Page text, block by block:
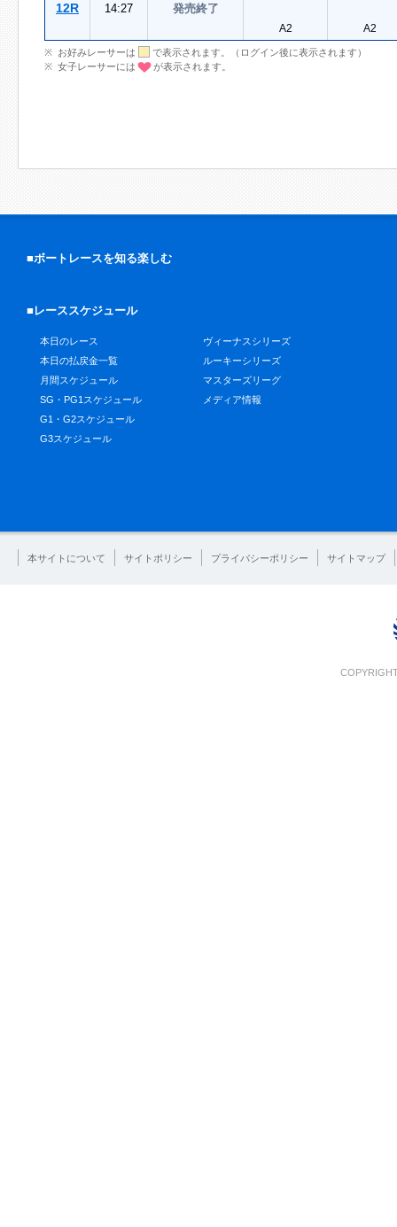
12R 14:27 発売終了
A2 A2
お好みレーサーは
で表示されます。（ログイン後に表示されます）
女子レーサーには
が表示されます。
■ボートレースを知る楽しむ
■レーススケジュール
本日のレース
本日の払戻金一覧
月間スケジュール
SG・PG1スケジュール
G1・G2スケジュール
G3スケジュール
ヴィーナスシリーズ
ルーキーシリーズ
マスターズリーグ
メディア情報
本サイトについて サイトポリシー プライバシーポリシー サイトマップ